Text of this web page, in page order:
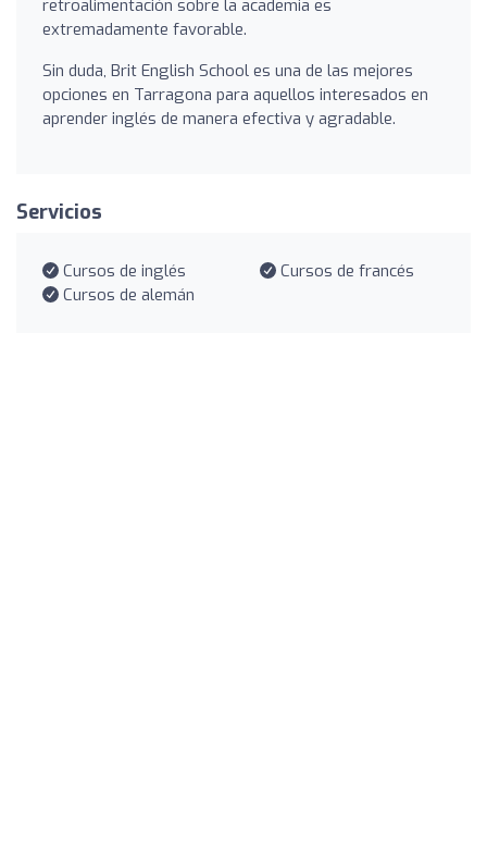
retroalimentación sobre la academia es
extremadamente favorable.
Sin duda, Brit English School es una de las mejores
opciones en Tarragona para aquellos interesados en
aprender inglés de manera efectiva y agradable.
Servicios
Cursos de inglés
Cursos de francés
Cursos de alemán